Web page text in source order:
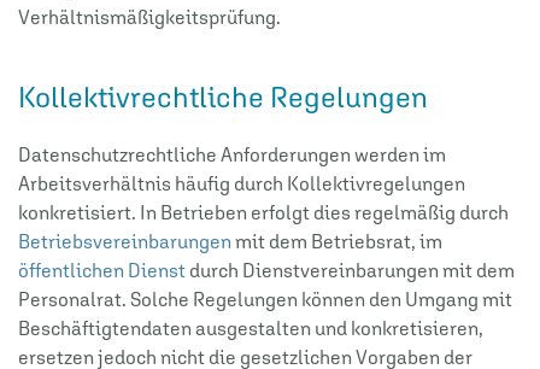
Verhältnismäßigkeitsprüfung.
Kollektivrechtliche Regelungen
Datenschutzrechtliche Anforderungen werden im
Arbeitsverhältnis häufig durch Kollektivregelungen
konkretisiert. In Betrieben erfolgt dies regelmäßig durch
Betriebsvereinbarungen mit dem Betriebsrat, im
öffentlichen Dienst durch Dienstvereinbarungen mit dem
Personalrat. Solche Regelungen können den Umgang mit
Beschäftigtendaten ausgestalten und konkretisieren,
ersetzen jedoch nicht die gesetzlichen Vorgaben der